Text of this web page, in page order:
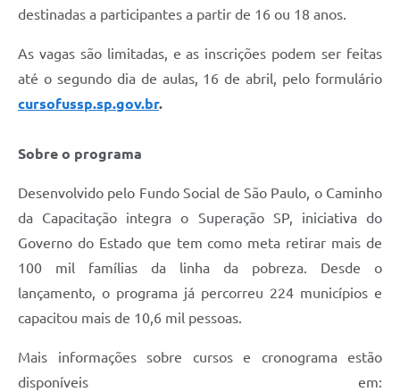
destinadas a participantes a partir de 16 ou 18 anos.
As vagas são limitadas, e as inscrições podem ser feitas
até o segundo dia de aulas, 16 de abril, pelo formulário
cursofussp.sp.gov.br.
Sobre o programa
Desenvolvido pelo Fundo Social de São Paulo, o Caminho
da Capacitação integra o Superação SP, iniciativa do
Governo do Estado que tem como meta retirar mais de
100 mil famílias da linha da pobreza. Desde o
lançamento, o programa já percorreu 224 municípios e
capacitou mais de 10,6 mil pessoas.
Mais informações sobre cursos e cronograma estão
disponíveis em: